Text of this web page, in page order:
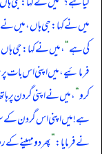
میں نے کہا: جی ہاں، میں
کی ہے“، میں نے کہا: جی
فرمائیے، میں اپنی اس بات
کرو“، میں نے اپنی گردن پر
ہے! میں اپنی اس گردن کے
نے فرمایا:”پھر دو مہینے